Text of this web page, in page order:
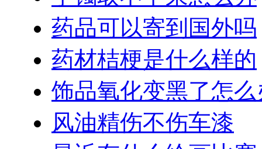
药品可以寄到国外吗
药材桔梗是什么样的
饰品氧化变黑了怎么
风油精伤不伤车漆